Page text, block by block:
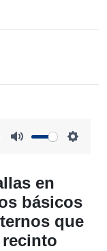
en
básicos
que